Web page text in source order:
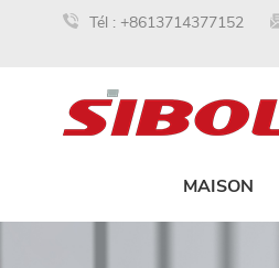
Tél : +8613714377152
MAISON